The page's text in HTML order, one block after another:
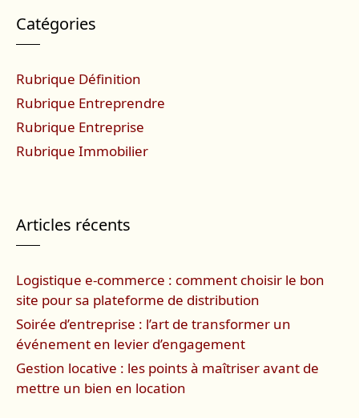
Catégories
Rubrique Définition
Rubrique Entreprendre
Rubrique Entreprise
Rubrique Immobilier
Articles récents
Logistique e-commerce : comment choisir le bon
site pour sa plateforme de distribution
Soirée d’entreprise : l’art de transformer un
événement en levier d’engagement
Gestion locative : les points à maîtriser avant de
mettre un bien en location